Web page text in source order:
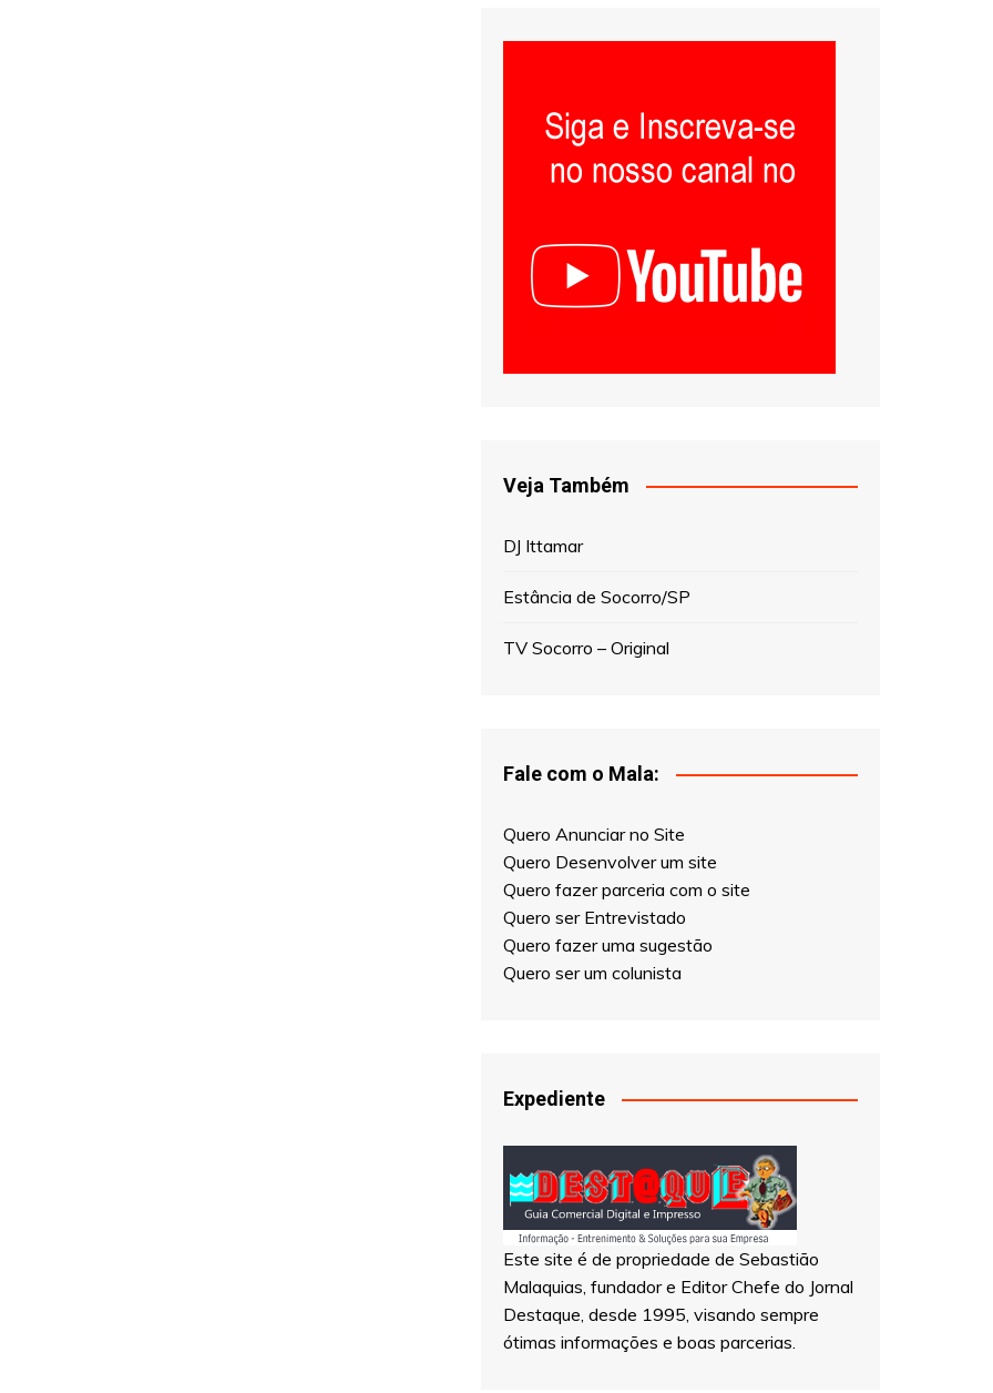
Quero Desenvolver um site
Quero fazer parceria com o site
Quero ser Entrevistado
Quero fazer uma sugestão
Quero ser um colunista
Este site é de propriedade de Sebastião
Malaquias, fundador e Editor Chefe do Jornal
Destaque, desde 1995, visando sempre
ótimas informações e boas parcerias.